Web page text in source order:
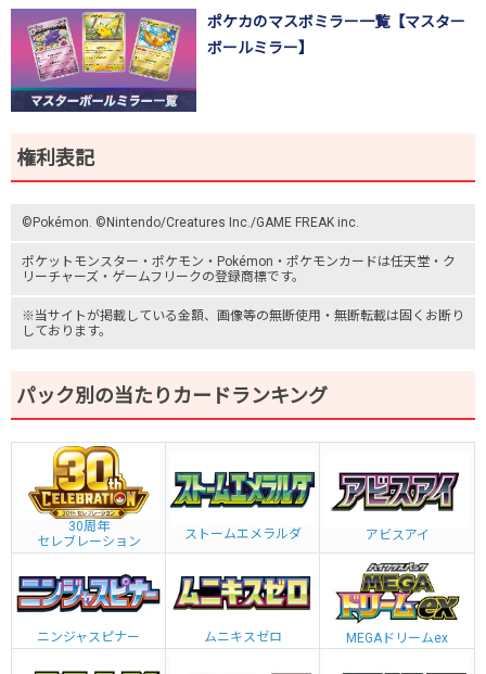
ポケカのマスボミラー一覧【マスター
ボールミラー】
権利表記
©Pokémon. ©Nintendo/Creatures Inc./GAME FREAK inc.
ポケットモンスター ・ポケモン・Pokémon・ ポケモンカードは任天堂・ ク
リーチャーズ ・ ゲームフリークの登録商標です。
※当サイトが掲載している金額、画像等の無断使用・無断転載は固くお断り
しております。
パック別の当たりカードランキング
30周年
セレブレーション
ストームエメラルダ アビスアイ
ニンジャスピナー ムニキスゼロ MEGAドリームex